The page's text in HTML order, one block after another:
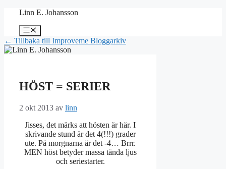
Hoppa
innehåll
Linn E. Johansson
Meny
← Tillbaka till Improveme Bloggarkiv
HÖST = SERIER
2 okt 2013 av linn
Jisses, det märks att hösten är här. I
skrivande stund är det 4(!!!) grader
ute. På morgnarna är det -4… Brrr.
MEN höst betyder massa tända ljus
och seriestarter.